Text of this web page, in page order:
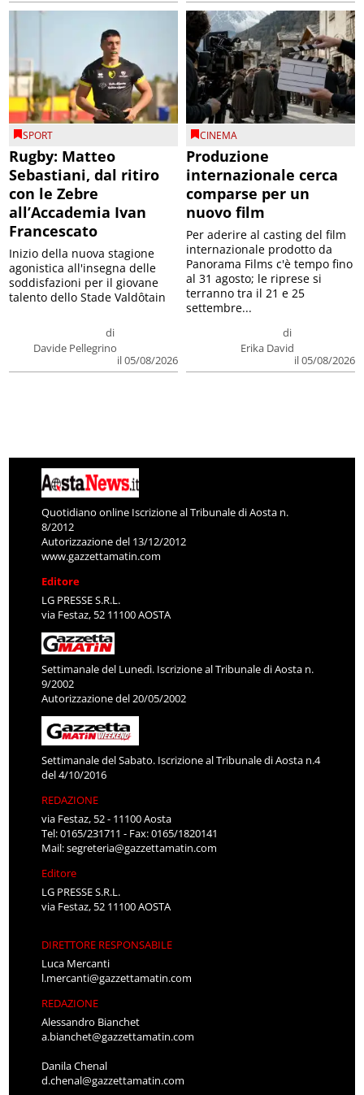
SPORT
Rugby: Matteo
Sebastiani, dal ritiro
con le Zebre
all’Accademia Ivan
Francescato
di
Davide Pellegrino
il 05/08/2026
Inizio della nuova stagione
agonistica all'insegna delle
soddisfazioni per il giovane
talento dello Stade Valdôtain
CINEMA
Produzione
internazionale cerca
comparse per un
nuovo film
di
Erika David
il 05/08/2026
Per aderire al casting del film
internazionale prodotto da
Panorama Films c'è tempo fino
al 31 agosto; le riprese si
terranno tra il 21 e 25
settembre...
Quotidiano online Iscrizione al Tribunale di Aosta n.
8/2012
Autorizzazione del 13/12/2012
www.gazzettamatin.com
Editore
LG PRESSE S.R.L.
via Festaz, 52 11100 AOSTA
Settimanale del Lunedì. Iscrizione al Tribunale di Aosta n.
9/2002
Autorizzazione del 20/05/2002
Settimanale del Sabato. Iscrizione al Tribunale di Aosta n.4
del 4/10/2016
REDAZIONE
via Festaz, 52 - 11100 Aosta
Tel: 0165/231711 - Fax: 0165/1820141
Mail:segreteria@gazzettamatin.com
Editore
LG PRESSE S.R.L.
via Festaz, 52 11100 AOSTA
DIRETTORE RESPONSABILE
Luca Mercanti
l.mercanti@gazzettamatin.com
REDAZIONE
Alessandro Bianchet
a.bianchet@gazzettamatin.com
Danila Chenal
d.chenal@gazzettamatin.com